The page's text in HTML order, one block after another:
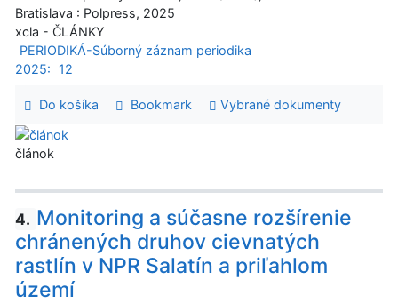
Bratislava : Polpress, 2025
xcla - ČLÁNKY
PERIODIKÁ-Súborný záznam periodika
2025:
12
Do košíka Bookmark Vybrané dokumenty
článok
4. Monitoring a súčasne rozšírenie
chránených druhov cievnatých
rastlín v NPR Salatín a priľahlom
území